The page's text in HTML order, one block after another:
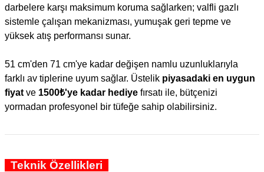
darbelere karşı maksimum koruma sağlarken; valfli gazlı
sistemle çalışan mekanizması, yumuşak geri tepme ve
yüksek atış performansı sunar.
51 cm'den 71 cm'ye kadar değişen namlu uzunluklarıyla
farklı av tiplerine uyum sağlar. Üstelik piyasadaki en uygun
fiyat ve 1500₺'ye kadar hediye fırsatı ile, bütçenizi
yormadan profesyonel bir tüfeğe sahip olabilirsiniz.
Teknik Özellikleri